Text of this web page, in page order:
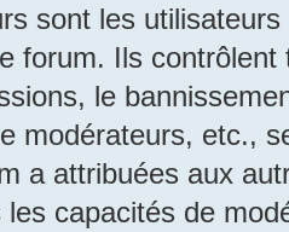
sont les
forum. Ils
le
modérateurs, etc.,
a attribuées aux
capacités de